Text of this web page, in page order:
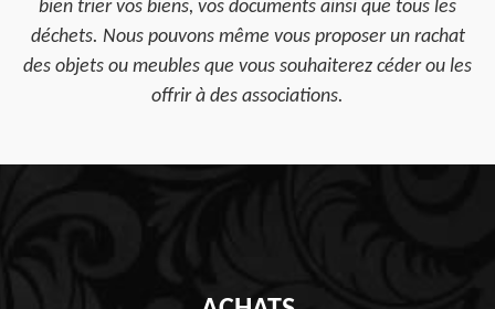
bien trier vos biens, vos documents ainsi que tous les
déchets. Nous pouvons même vous proposer un rachat
des objets ou meubles que vous souhaiterez céder ou les
offrir à des associations.